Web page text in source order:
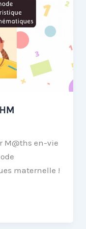
M@ths en-vie
maternelle !